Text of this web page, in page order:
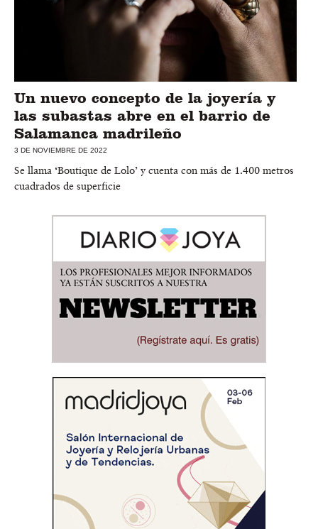
Un nuevo concepto de la joyería y
las subastas abre en el barrio de
Salamanca madrileño
3 DE NOVIEMBRE DE 2022
Se llama ‘Boutique de Lolo’ y cuenta con más de 1.400 metros
cuadrados de superficie